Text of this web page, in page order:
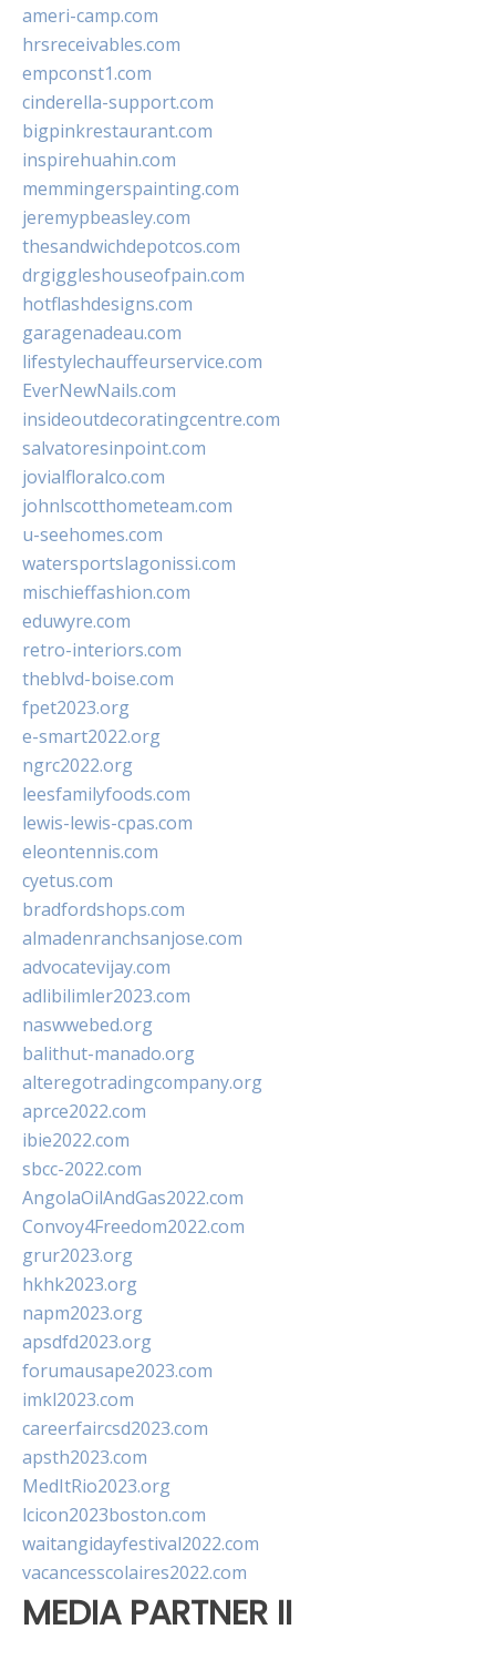
ameri-camp.com
hrsreceivables.com
empconst1.com
cinderella-support.com
bigpinkrestaurant.com
inspirehuahin.com
memmingerspainting.com
jeremypbeasley.com
thesandwichdepotcos.com
drgiggleshouseofpain.com
hotflashdesigns.com
garagenadeau.com
lifestylechauffeurservice.com
EverNewNails.com
insideoutdecoratingcentre.com
salvatoresinpoint.com
jovialfloralco.com
johnlscotthometeam.com
u-seehomes.com
watersportslagonissi.com
mischieffashion.com
eduwyre.com
retro-interiors.com
theblvd-boise.com
fpet2023.org
e-smart2022.org
ngrc2022.org
leesfamilyfoods.com
lewis-lewis-cpas.com
eleontennis.com
cyetus.com
bradfordshops.com
almadenranchsanjose.com
advocatevijay.com
adlibilimler2023.com
naswwebed.org
balithut-manado.org
alteregotradingcompany.org
aprce2022.com
ibie2022.com
sbcc-2022.com
AngolaOilAndGas2022.com
Convoy4Freedom2022.com
grur2023.org
hkhk2023.org
napm2023.org
apsdfd2023.org
forumausape2023.com
imkl2023.com
careerfaircsd2023.com
apsth2023.com
MedItRio2023.org
lcicon2023boston.com
waitangidayfestival2022.com
vacancesscolaires2022.com
MEDIA PARTNER II